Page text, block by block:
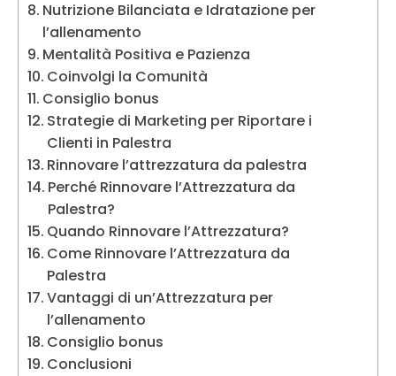
Nutrizione Bilanciata e Idratazione per
l’allenamento
Mentalità Positiva e Pazienza
Coinvolgi la Comunità
Consiglio bonus
Strategie di Marketing per Riportare i
Clienti in Palestra
Rinnovare l’attrezzatura da palestra
Perché Rinnovare l’Attrezzatura da
Palestra?
Quando Rinnovare l’Attrezzatura?
Come Rinnovare l’Attrezzatura da
Palestra
Vantaggi di un’Attrezzatura per
l’allenamento
Consiglio bonus
Conclusioni